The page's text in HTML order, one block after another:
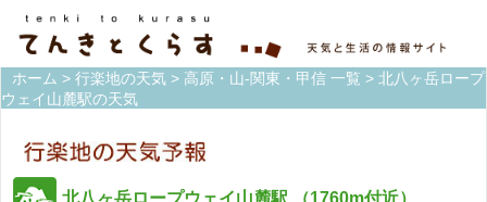
ホーム > 行楽地の天気 > 高原・山-関東・甲信 一覧 > 北八ヶ岳ロープ
ウェイ山麓駅の天気